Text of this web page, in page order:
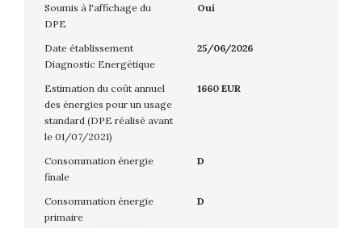
Soumis à l'affichage du
DPE
Oui
Date établissement
Diagnostic Energétique
25/06/2026
Estimation du coût annuel
des énergies pour un usage
standard (DPE réalisé avant
le 01/07/2021)
1660 EUR
Consommation énergie
finale
D
Consommation énergie
primaire
D